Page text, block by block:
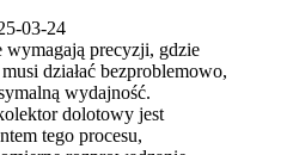
03-24
precyzji, gdzie
działać bezproblemowo,
wydajność.
dolotowy jest
tego procesu,